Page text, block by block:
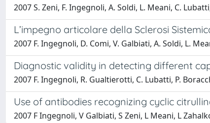
2007 S. Zeni, F. Ingegnoli, A. Soldi, L. Meani, C.
L’impegno articolare della Sclerosi
2007 F. Ingegnoli, D. Comi, V. Galbiati, A. Soldi, L.
Diagnostic validity in detecting different
2007 F. Ingegnoli, R. Gualtierotti, C. Lubatti, P.
Use of antibodies recognizing cyclic
2007 F Ingegnoli, V Galbiati, S Zeni, L Meani, L